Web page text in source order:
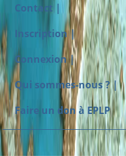
Contact |
Inscription |
Connexion |
Qui sommes-nous ? |
Faire un don à EPLP